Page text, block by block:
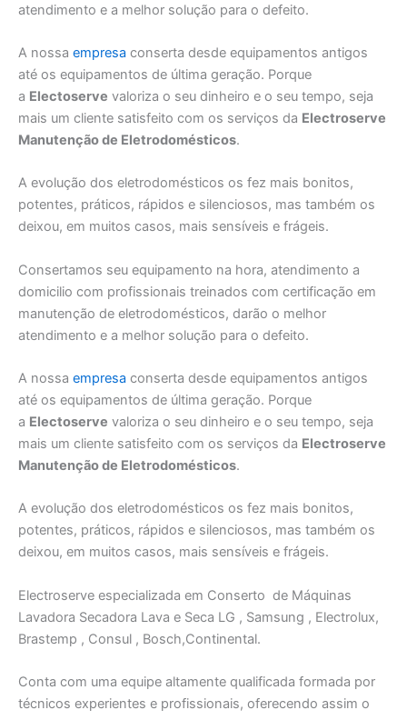
atendimento e a melhor solução para o defeito.
A nossa empresa conserta desde equipamentos antigos
até os equipamentos de última geração. Porque
a Electoserve valoriza o seu dinheiro e o seu tempo, seja
mais um cliente satisfeito com os serviços da Electroserve
Manutenção de Eletrodomésticos.
A evolução dos eletrodomésticos os fez mais bonitos,
potentes, práticos, rápidos e silenciosos, mas também os
deixou, em muitos casos, mais sensíveis e frágeis.
Consertamos seu equipamento na hora, atendimento a
domicilio com profissionais treinados com certificação em
manutenção de eletrodomésticos, darão o melhor
atendimento e a melhor solução para o defeito.
A nossa empresa conserta desde equipamentos antigos
até os equipamentos de última geração. Porque
a Electoserve valoriza o seu dinheiro e o seu tempo, seja
mais um cliente satisfeito com os serviços da Electroserve
Manutenção de Eletrodomésticos.
A evolução dos eletrodomésticos os fez mais bonitos,
potentes, práticos, rápidos e silenciosos, mas também os
deixou, em muitos casos, mais sensíveis e frágeis.
Electroserve especializada em Conserto de Máquinas
Lavadora Secadora Lava e Seca LG , Samsung , Electrolux,
Brastemp , Consul , Bosch,Continental.
Conta com uma equipe altamente qualificada formada por
técnicos experientes e profissionais, oferecendo assim o